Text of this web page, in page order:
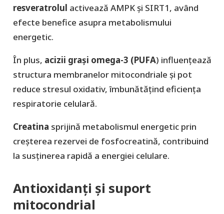
resveratrolul activează AMPK și SIRT1, având
efecte benefice asupra metabolismului
energetic.
În plus, acizii grași omega-3 (PUFA) influențează
structura membranelor mitocondriale și pot
reduce stresul oxidativ, îmbunătățind eficiența
respiratorie celulară.
Creatina sprijină metabolismul energetic prin
creșterea rezervei de fosfocreatină, contribuind
la susținerea rapidă a energiei celulare.
Antioxidanți și suport
mitocondrial